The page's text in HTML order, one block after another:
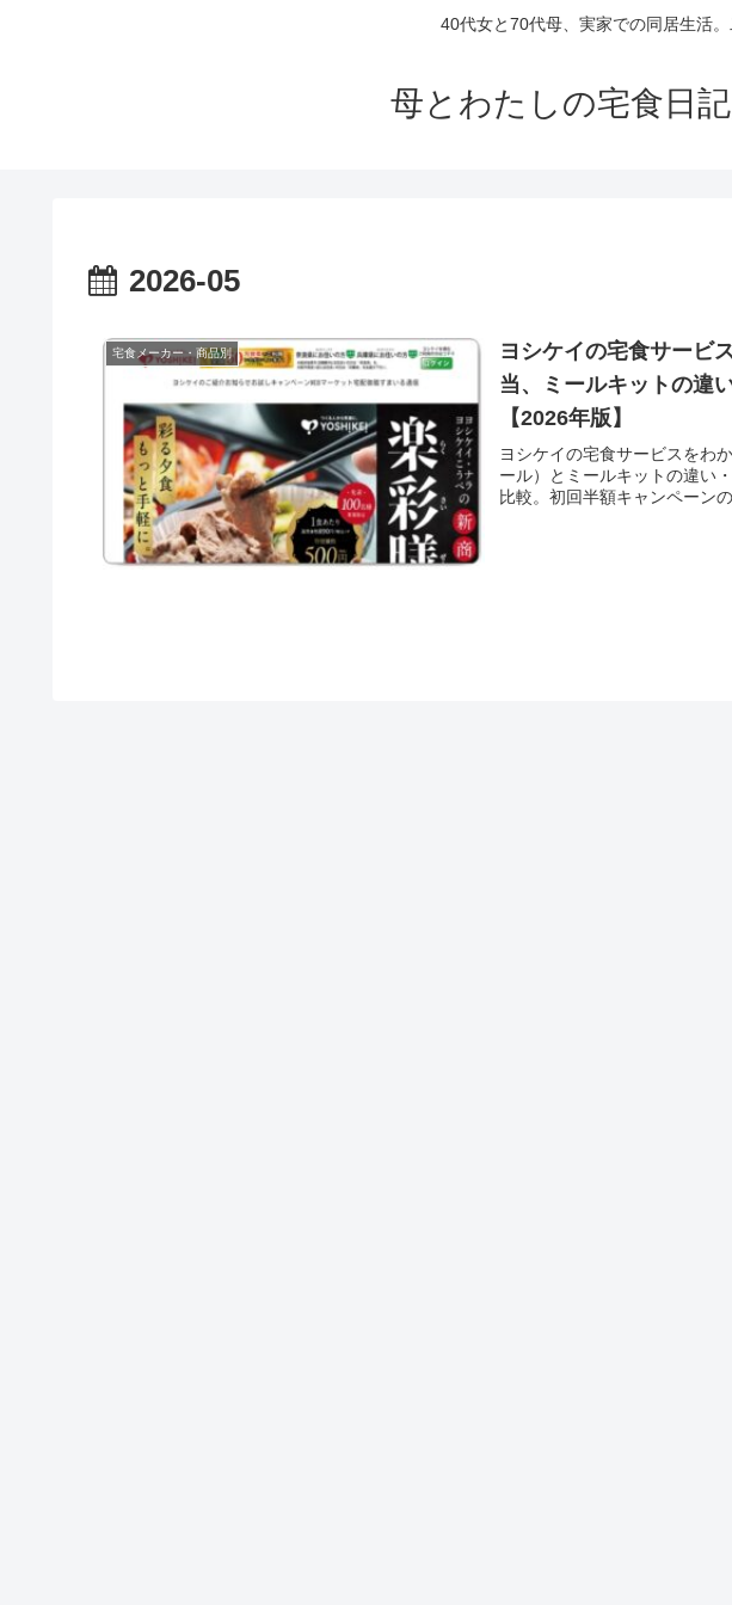
40代女と70代母、実家での同居生活
母とわたしの宅食日
2026-05
宅食メーカー・商品別
ヨシケイの宅食サービ
当、ミールキットの違
【2026年版】
ヨシケイの宅食サービスをわ
ール）とミールキットの違い
比較。初回半額キャンペーン